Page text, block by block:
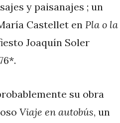
y paisanajes ; un
Castellet en Pla o la
Joaquín Soler
su obra
Viaje en autobús, un